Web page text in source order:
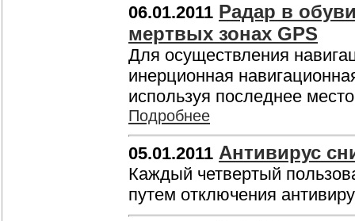
06.01.2011 Радар в
мертвых зонах GPS
Для осуществления
инерционная
используя последнее
Подробнее
05.01.2011 Антивирус
Каждый четвертый
путем отключения